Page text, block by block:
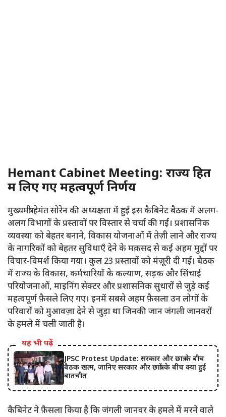
Hemant Cabinet Meeting: राज्य हित
में लिए गए महत्वपूर्ण निर्णय
मुख्यमंत्री हेमंत सोरेन की अध्यक्षता में हुई इस कैबिनेट बैठक में अलग-
अलग विभागों के प्रस्तावों पर विस्तार से चर्चा की गई। प्रशासनिक
व्यवस्था को बेहतर बनाने, विकास योजनाओं में तेज़ी लाने और राज्य
के नागरिकों को बेहतर सुविधाएँ देने के मक़सद से कई अहम मुद्दों पर
विचार-विमर्श किया गया। कुल 23 प्रस्तावों को मंज़ूरी दी गई। बैठक
में राज्य के विकास, कर्मचारियों के कल्याण, सड़क और सिंचाई
परियोजनाओं, माइनिंग सेक्टर और प्रशासनिक सुधारों से जुड़े कई
महत्वपूर्ण फ़ैसले लिए गए। इनमें सबसे अहम फ़ैसला उन लोगों के
परिवारों को मुआवज़ा देने से जुड़ा था जिनकी जान जंगली जानवरों
के हमले में चली जाती है।
यह भी पढ़ें
JPSC Protest Update: सरकार और छात्र के बीच
बैठक खत्म, जानिए सरकार और छात्रों के बीच क्या हुई
बातचीत
कैबिनेट ने फ़ैसला किया है कि जंगली जानवर के हमले में मरने वाले